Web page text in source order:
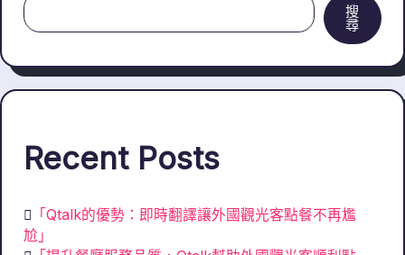
搜
尋
Recent Posts
「Qtalk的優勢：即時翻譯讓外國觀光客點餐不再尷
尬」